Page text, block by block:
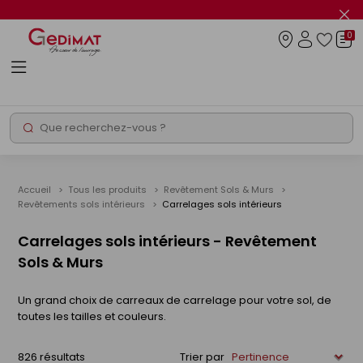
le
info
Rechercher
0
Accueil Tous les produits
Revêtement Sols & Murs
Revêtements sols intérieurs
Carrelages sols intérieurs
Carrelages sols intérieurs - Revêtement
Sols & Murs
Un grand choix de carreaux de carrelage pour votre sol, de
toutes les tailles et couleurs.
826 résultats Trier par